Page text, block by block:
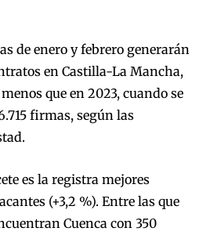
de enero y febrero generarán
en Castilla-La Mancha,
que en 2023, cuando se
firmas, según las
es la registra mejores
(+3,2 %). Entre las que
Cuenca con 350